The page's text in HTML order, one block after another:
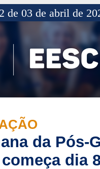
de 03 de abril de
da Pós-
dia